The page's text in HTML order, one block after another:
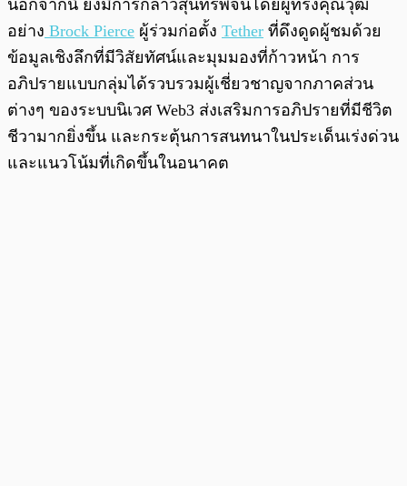
นอกจากนี้ ยังมีการกล่าวสุนทรพจน์โดยผู้ทรงคุณวุฒิ
อย่าง Brock Pierce ผู้ร่วมก่อตั้ง Tether ที่ดึงดูดผู้ชมด้วย
ข้อมูลเชิงลึกที่มีวิสัยทัศน์และมุมมองที่ก้าวหน้า การ
อภิปรายแบบกลุ่มได้รวบรวมผู้เชี่ยวชาญจากภาคส่วน
ต่างๆ ของระบบนิเวศ Web3 ส่งเสริมการอภิปรายที่มีชีวิต
ชีวามากยิ่งขึ้น และกระตุ้นการสนทนาในประเด็นเร่งด่วน
และแนวโน้มที่เกิดขึ้นในอนาคต